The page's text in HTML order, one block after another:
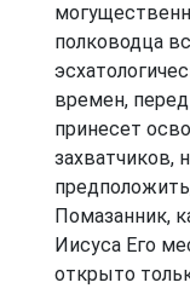
полководца
времен,
принесет
захватчиков,
Помазанник,
Иисуса Его
открыто